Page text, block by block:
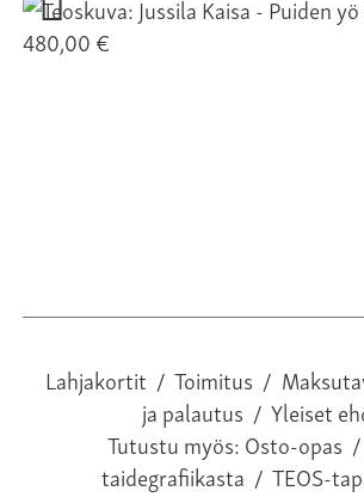
480,00 €
Lahjakortit / Toimitus /
ja palautus / Yleiset
Tutustu myös:Osto-opas /
taidegrafiikasta / TEOS-